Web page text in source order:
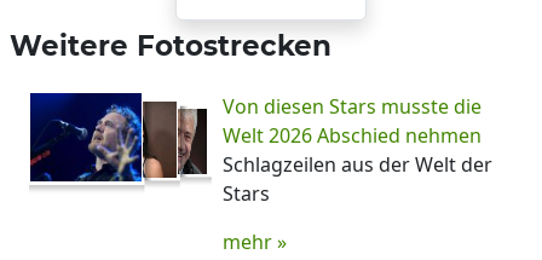
Weitere Fotostrecken
Von diesen Stars musste die
Welt 2026 Abschied nehmen
Schlagzeilen aus der Welt der
Stars
mehr »